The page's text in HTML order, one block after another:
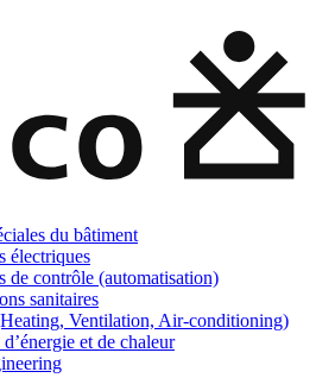
du bâtiment
électriques
de contrôle (automatisation)
sanitaires
Ventilation, Air-conditioning)
et de chaleur